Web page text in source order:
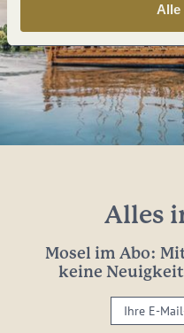
Alle
Alles
Mosel im Abo:
keine
Ihre
E-